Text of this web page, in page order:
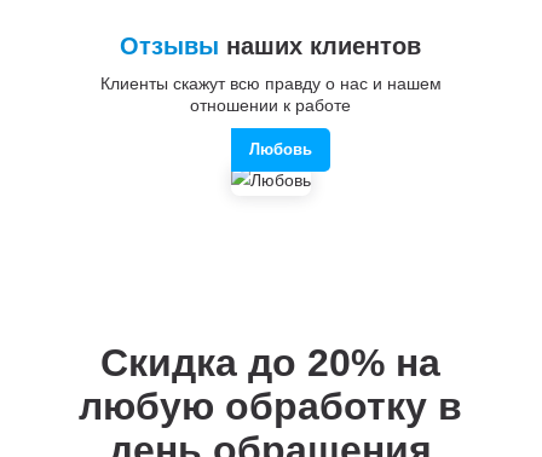
Отзывы наших клиентов
Клиенты скажут всю правду о нас и нашем
отношении к работе
Любовь
Скидка до 20% на
любую обработку в